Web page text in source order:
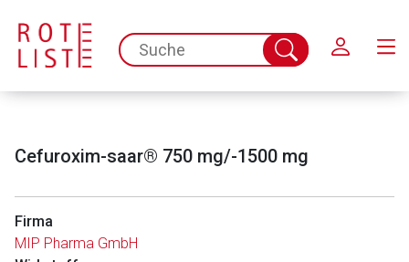
spc.search.input.placeholder
Suche
abschicken
Cefuroxim-saar® 750 mg/-1500 mg
Firma
MIP Pharma GmbH